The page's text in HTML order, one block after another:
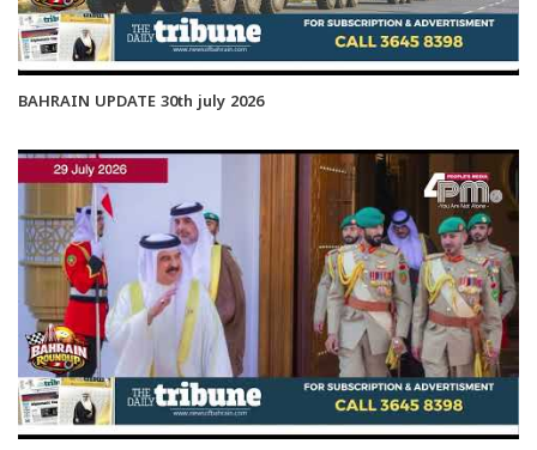
BAHRAIN UPDATE 30th july 2026